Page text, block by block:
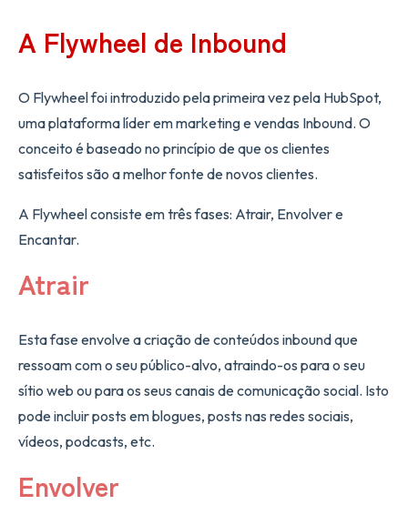
A Flywheel de Inbound
O Flywheel foi introduzido pela primeira vez pela HubSpot,
uma plataforma líder em marketing e vendas Inbound. O
conceito é baseado no princípio de que os clientes
satisfeitos são a melhor fonte de novos clientes.
A Flywheel consiste em três fases: Atrair, Envolver e
Encantar.
Atrair
Esta fase envolve a criação de conteúdos inbound que
ressoam com o seu público-alvo, atraindo-os para o seu
sítio web ou para os seus canais de comunicação social. Isto
pode incluir posts em blogues, posts nas redes sociais,
vídeos, podcasts, etc.
Envolver